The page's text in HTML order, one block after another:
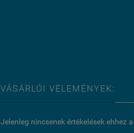
VÁSÁRLÓI VÉLEMÉNYEK:
Jelenleg nincsenek értékelések ehhez